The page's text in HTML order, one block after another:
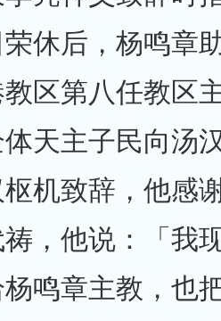
休后，杨鸣章
区第八任教区
天主子民向汤
机致辞，他感
，他说：「我
鸣章主教，也